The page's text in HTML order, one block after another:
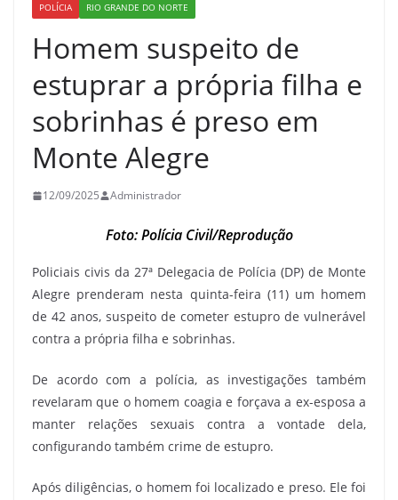
POLÍCIA RIO GRANDE DO NORTE
Homem suspeito de
estuprar a própria filha e
sobrinhas é preso em
Monte Alegre
12/09/2025 Administrador
Foto: Polícia Civil/Reprodução
Policiais civis da 27ª Delegacia de Polícia (DP) de Monte
Alegre prenderam nesta quinta-feira (11) um homem
de 42 anos, suspeito de cometer estupro de vulnerável
contra a própria filha e sobrinhas.
De acordo com a polícia, as investigações também
revelaram que o homem coagia e forçava a ex-esposa a
manter relações sexuais contra a vontade dela,
configurando também crime de estupro.
Após diligências, o homem foi localizado e preso. Ele foi